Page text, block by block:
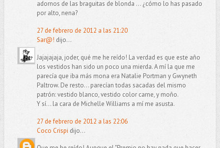
adornos de las braguitas de blonda ... ¿cómo lo has pasado
por alto, nena?
27 de febrero de 2012 a las 21:20
Sar@! dijo...
Jajajajaja, joder, qué me he reído! La verdad es que este año
los vestidos han sido un poco una mierda. A mí la que me
parecía que iba más mona era Natalie Portman y Gwyneth
Paltrow. De resto... parecían todas sacadas del mismo
patrón: vestido blanco, vestido color carne, y moño.
Y sí... la cara de Michelle Williams a mí me asusta.
27 de febrero de 2012 a las 22:06
Coco Crispi dijo...